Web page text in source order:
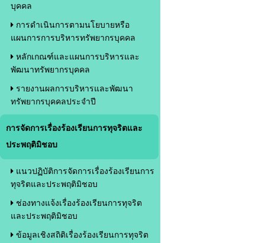
บุคคล
การดำเนินการตามนโยบายหรือ
แผนการการบริหารทรัพยากรบุคคล
หลักเกณฑ์และแผนการบริหารและ
พัฒนาทรัพยากรบุคคล
รายงานผลการบริหารและพัฒนา
ทรัพยากรบุคคลประจำปี
การจัดการเรื่องร้องเรียนการทุจริตและ
ประพฤติมิชอบ
แนวปฏิบัติการจัดการเรื่องร้องเรียนการ
ทุจริตและประพฤติมิชอบ
ช่องทางแจ้งเรื่องร้องเรียนการทุจริต
และประพฤติมิชอบ
ข้อมูลเชิงสถิติเรื่องร้องเรียนการทุจริต